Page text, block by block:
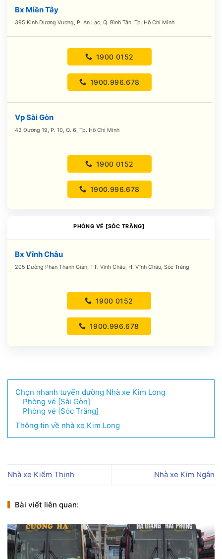
Bx Miền Tây
395 Kinh Dương Vương, P. An Lạc, Q. Bình Tân, Tp. Hồ Chí Minh
1900 0152
1900.996.678
Vp Sài Gòn
43 Đường 19, P. 10, Q. 6, Tp. Hồ Chí Minh
1900 0152
1900.996.678
PHÒNG VÉ [SÓC TRĂNG]
Bx Vĩnh Châu
205 Đường Phan Thanh Giản, TT. Vinh Châu, H. Vĩnh Châu, Sóc Trăng
1900 0152
1900.996.678
Chọn nhanh tuyến đường Nhà xe Kim Long
Phòng vé [Sài Gòn]
Phòng vé [Sóc Trăng]
Thông tin về nhà xe Kim Long
Nhà xe Kiểm Thịnh Nhà xe Kim Ngân
Bài viết liên quan: